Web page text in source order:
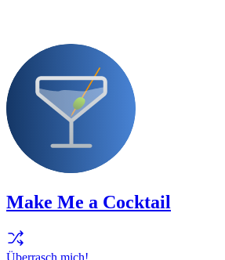
Make Me a Cocktail
Überrasch mich!